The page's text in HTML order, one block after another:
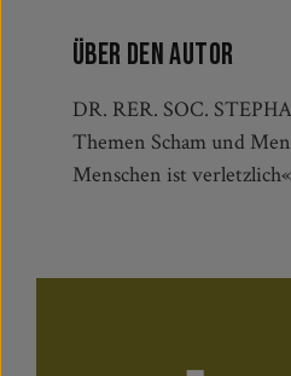
Über den Autor
DR. RER. SOC.
Themen Scham und
Menschen ist